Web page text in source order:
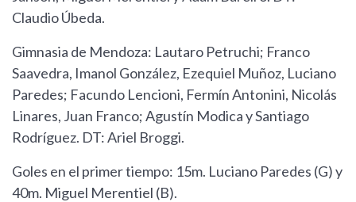
Claudio Úbeda.
Gimnasia de Mendoza: Lautaro Petruchi; Franco
Saavedra, Imanol González, Ezequiel Muñoz, Luciano
Paredes; Facundo Lencioni, Fermín Antonini, Nicolás
Linares, Juan Franco; Agustín Modica y Santiago
Rodríguez. DT: Ariel Broggi.
Goles en el primer tiempo: 15m. Luciano Paredes (G) y
40m. Miguel Merentiel (B).